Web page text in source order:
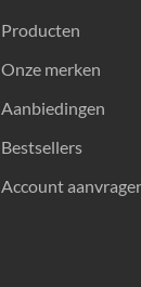
Producten
Onze merken
Aanbiedingen
Bestsellers
Account